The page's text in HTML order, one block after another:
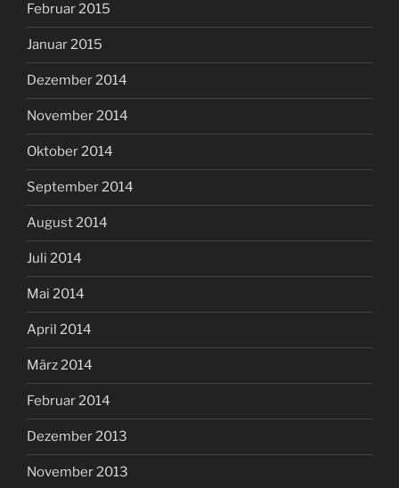
Februar 2015
Januar 2015
Dezember 2014
November 2014
Oktober 2014
September 2014
August 2014
Juli 2014
Mai 2014
April 2014
März 2014
Februar 2014
Dezember 2013
November 2013